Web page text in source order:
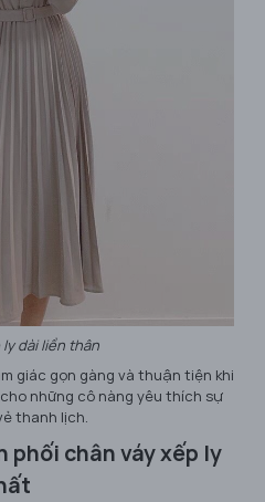
ly dài liền thân
giác gọn gàng và thuận tiện khi
những cô nàng yêu thích sự
thanh lịch.
phối chân váy xếp ly